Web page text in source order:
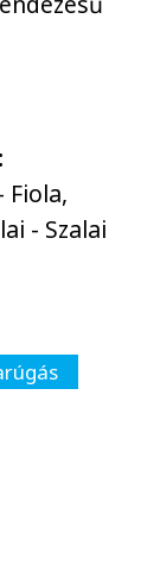
Fiola,
- Szalai